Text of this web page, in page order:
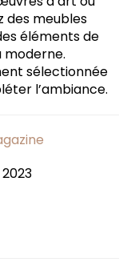
des meubles
éléments de
sélectionnée
l’ambiance.